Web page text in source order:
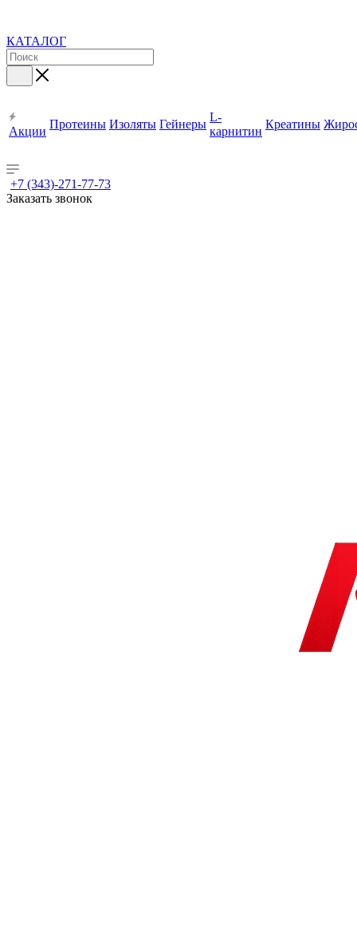
КАТАЛОГ
Акции
Протеины Изоляты Гейнеры
L-
карнитин
Креатины
+7 (343)-271-77-73
Заказать звонок